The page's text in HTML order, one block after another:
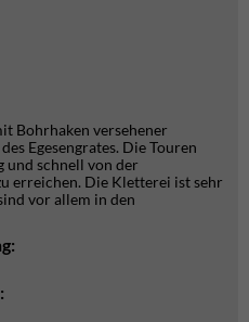
Bohrhaken versehener
Egesengrates. Die Touren
und schnell von der
erreichen. Die Kletterei ist sehr
vor allem in den